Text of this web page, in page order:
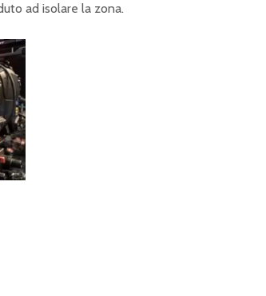
ad isolare la zona.